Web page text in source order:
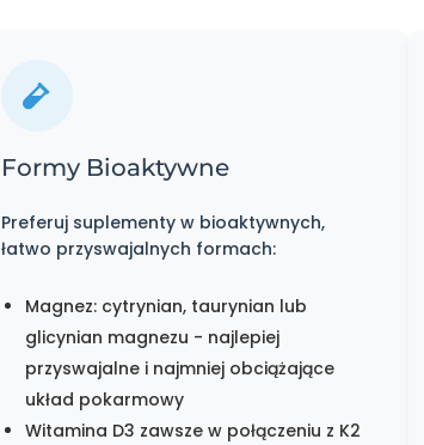
Formy Bioaktywne
Preferuj suplementy w bioaktywnych,
łatwo przyswajalnych formach:
Magnez: cytrynian, taurynian lub
glicynian magnezu - najlepiej
przyswajalne i najmniej obciążające
układ pokarmowy
Witamina D3 zawsze w połączeniu z K2